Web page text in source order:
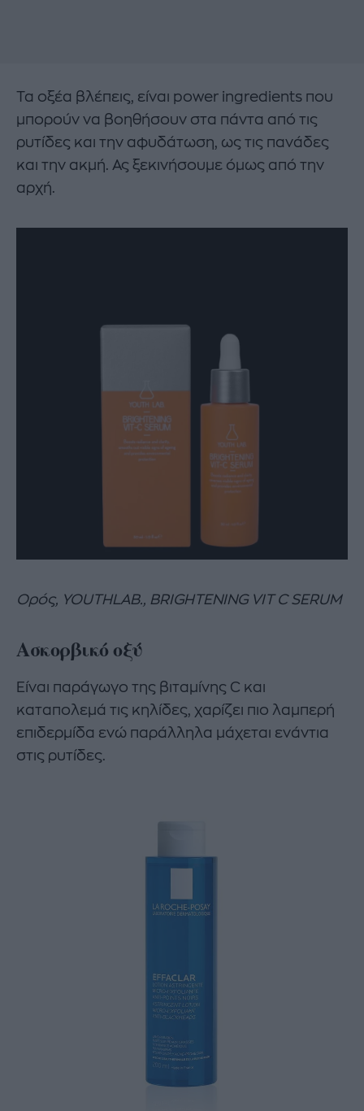
Τα οξέα βλέπεις, είναι power ingredients που
μπορούν να βοηθήσουν στα πάντα από τις
ρυτίδες και την αφυδάτωση, ως τις πανάδες
και την ακμή. Ας ξεκινήσουμε όμως από την
αρχή.
Ορός, YOUTHLAB., BRIGHTENING VIT C SERUM
Ασκορβικό οξύ
Είναι παράγωγο της βιταμίνης C και
καταπολεμά τις κηλίδες, χαρίζει πιο λαμπερή
επιδερμίδα ενώ παράλληλα μάχεται ενάντια
στις ρυτίδες.